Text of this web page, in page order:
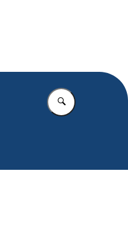
Vul in wat u